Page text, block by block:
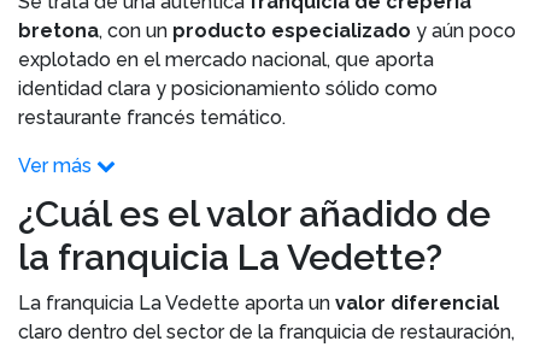
bretona, con un producto especializado y aún poco
explotado en el mercado nacional, que aporta
identidad clara y posicionamiento sólido como
restaurante francés temático.
Ver más
¿Cuál es el valor añadido de
la franquicia La Vedette?
La franquicia La Vedette aporta un valor diferencial
claro dentro del sector de la franquicia de restauración,